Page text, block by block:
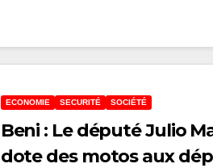
ECONOMIE SECURITÉ SOCIÉTÉ
Beni : Le député Julio
dote des motos aux